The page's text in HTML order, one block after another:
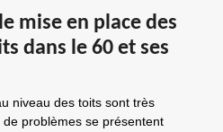
mise en place des
dans le 60 et ses
niveau des toits sont très
problèmes se présentent